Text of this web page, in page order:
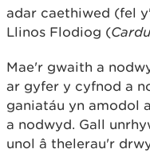
adar caethiwed (fel
Llinos Flodiog (
Mae'r gwaith a
ar gyfer y cyfnod a
ganiatáu yn amodol
a nodwyd. Gall
unol â thelerau'r